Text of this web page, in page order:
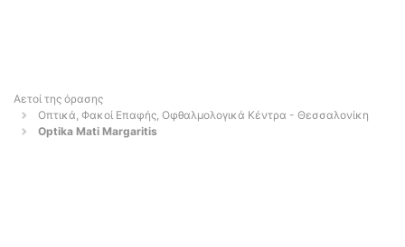
Αετοί της όρασης
Οπτικά, Φακοί Επαφής, Οφθαλμολογικά Κέντρα - Θεσσαλονίκη
Optika Mati Margaritis